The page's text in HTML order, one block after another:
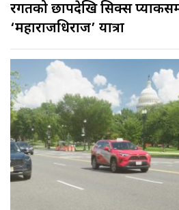
रगतको छापदेखि सिक्स
‘महाराजधिराज’ यात्रा